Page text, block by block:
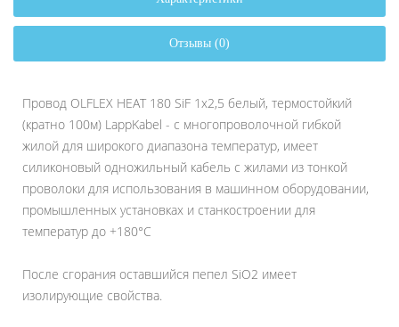
Отзывы (0)
Провод OLFLEX HEAT 180 SiF 1x2,5 белый, термостойкий
(кратно 100м) LappKabel - с многопроволочной гибкой
жилой для широкого диапазона температур, имеет
силиконовый одножильный кабель с жилами из тонкой
проволоки для использования в машинном оборудовании,
промышленных установках и станкостроении для
температур до +180°C
После сгорания оставшийся пепел SiO2 имеет
изолирующие свойства.